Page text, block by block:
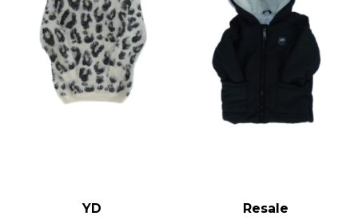
YD
Resale